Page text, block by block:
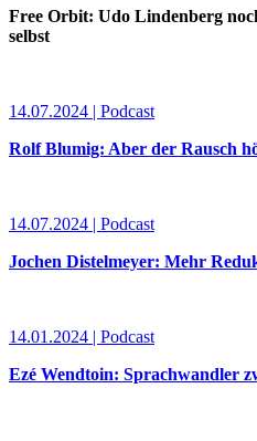
Free Orbit: Udo Lindenberg
selbst
14.07.2024 | Podcast
Rolf Blumig: Aber der Rausch
14.07.2024 | Podcast
Jochen Distelmeyer: Mehr
14.01.2024 | Podcast
Ezé Wendtoin: Sprachwandler